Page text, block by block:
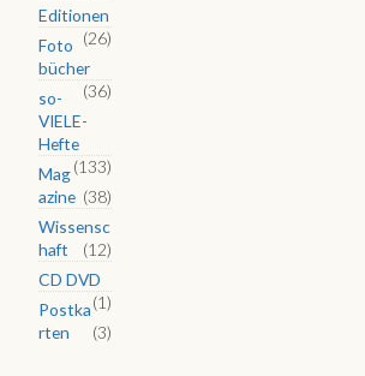
Editionen
(26)
Foto
bücher
(36)
so-
VIELE-
Hefte
(133)
Mag
azine (38)
Wissensc
haft
(12)
CD DVD
(1)
Postka
rten
(3)